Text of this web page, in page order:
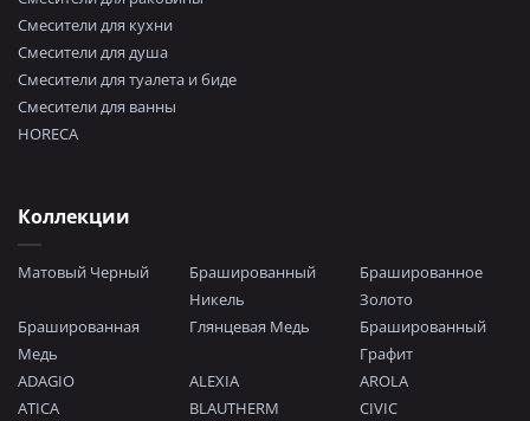
Смесители для кухни
Смесители для душа
Смесители для туалета и биде
Смесители для ванны
HORECA
Коллекции
Матовый Черный
Брашированный
Никель
Брашированное
Золото
Брашированная
Медь
Глянцевая Медь
Брашированный
Графит
ADAGIO
ALEXIA
AROLA
ATICA
BLAUTHERM
CIVIC